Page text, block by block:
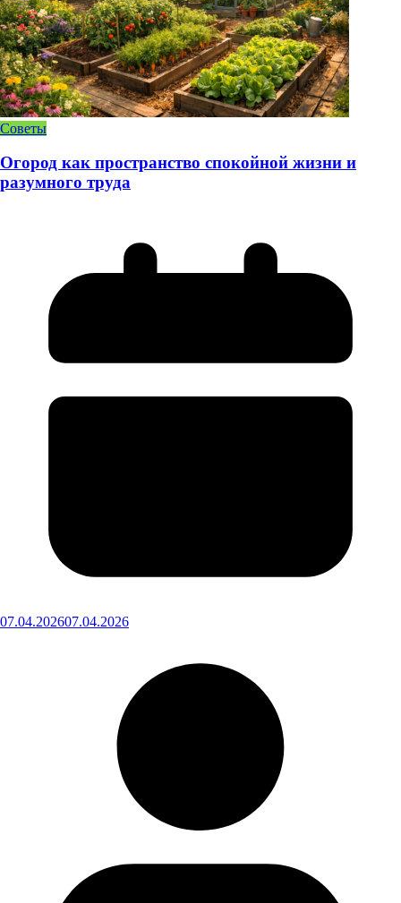
Советы
Огород как пространство спокойной жизни и
разумного труда
07.04.202607.04.2026